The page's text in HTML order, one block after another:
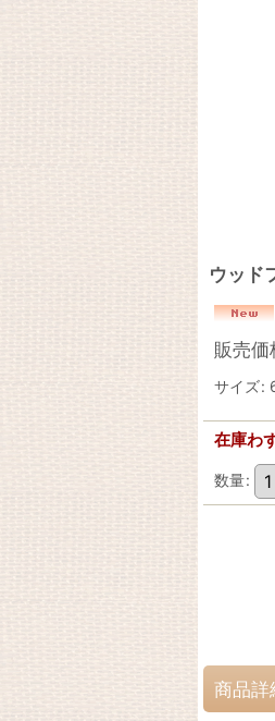
ウッド
販売価
サイズ:
在庫わ
数量:
商品詳